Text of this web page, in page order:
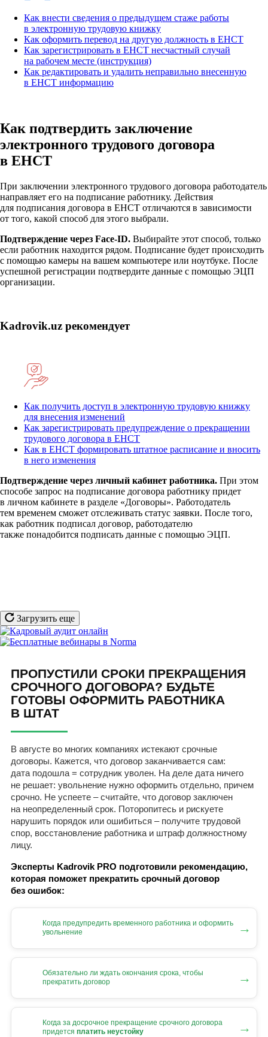
Как внести сведения о предыдущем стаже работы
в электронную трудовую книжку
Как оформить перевод на другую должность в ЕНСТ
Как зарегистрировать в ЕНСТ несчастный случай
на рабочем месте (инструкция)
Как редактировать и удалить неправильно внесенную
в ЕНСТ информацию
Как подтвердить заключение
электронного трудового договора
в ЕНСТ
При заключении электронного трудового договора работодатель
направляет его на подписание работнику. Действия
для подписания договора в ЕНСТ отличаются в зависимости
от того, какой способ для этого выбрали.
Подтверждение через Face-ID. Выбирайте этот способ, только
если работник находится рядом. Подписание будет происходить
с помощью камеры на вашем компьютере или ноутбуке. После
успешной регистрации подтвердите данные с помощью ЭЦП
организации.
Kadrovik.uz рекомендует
Как получить доступ в электронную трудовую книжку
для внесения изменений
Как зарегистрировать предупреждение о прекращении
трудового договора в ЕНСТ
Как в ЕНСТ формировать штатное расписание и вносить
в него изменения
Подтверждение через личный кабинет работника. При этом
способе запрос на подписание договора работнику придет
в личном кабинете в разделе «Договоры». Работодатель
тем временем сможет отслеживать статус заявки. После того,
как работник подписал договор, работодателю
также понадобится подписать данные с помощью ЭЦП.
Загрузить еще
ПРОПУСТИЛИ СРОКИ ПРЕКРАЩЕНИЯ
СРОЧНОГО ДОГОВОРА? БУДЬТЕ
ГОТОВЫ ОФОРМИТЬ РАБОТНИКА
В ШТАТ
В августе во многих компаниях истекают срочные
договоры. Кажется, что договор заканчивается сам:
дата подошла = сотрудник уволен. На деле дата ничего
не решает: увольнение нужно оформить отдельно, причем
срочно. Не успеете – считайте, что договор заключен
на неопределенный срок. Поторопитесь и рискуете
нарушить порядок или ошибиться – получите трудовой
спор, восстановление работника и штраф должностному
лицу.
Эксперты Kadrovik PRO подготовили рекомендацию,
которая поможет прекратить срочный договор
без ошибок:
Когда предупредить временного работника и оформить
увольнение
→
Обязательно ли ждать окончания срока, чтобы
прекратить договор
→
Когда за досрочное прекращение срочного договора
придется платить неустойку →